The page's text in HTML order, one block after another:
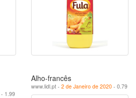
- 1.99
Alho-francês
www.lidl.pt - 2 de Janeiro de 2020 - 0.79